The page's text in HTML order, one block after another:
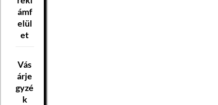
ámf
elül
et
Vás
árje
gyzé
k